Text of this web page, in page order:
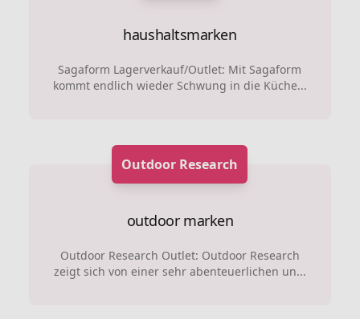
haushaltsmarken
Sagaform Lagerverkauf/Outlet: Mit Sagaform
kommt endlich wieder Schwung in die Küche...
Outdoor Research
outdoor marken
Outdoor Research Outlet: Outdoor Research
zeigt sich von einer sehr abenteuerlichen un...